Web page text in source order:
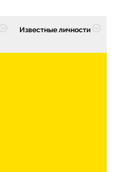
Известные личности